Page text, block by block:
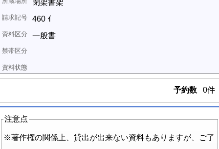
閉架書架
460 ｲ
一般書
予約数 0件
注意点
※著作権の関係上、貸出が出来ない資料もありますが、ご了